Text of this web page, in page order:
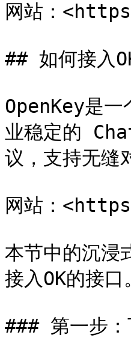
网站：
## 如何接入
OpenKey是
业稳定的
议，支持无缝
网站：
本节中的沉浸
接入OK的接口
### 第一步：